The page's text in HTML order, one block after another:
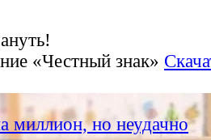
«Честный знак»
но неудачно